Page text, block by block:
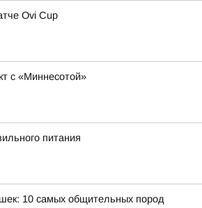
Ovi Cup
с «Миннесотой»
питания
10 самых общительных пород